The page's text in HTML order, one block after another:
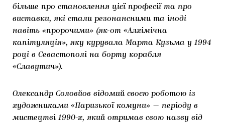
більше про становлення цієї професії та про
виставки, які стали резонансними та іноді
навіть «пророчими» (як-от «Алхімічна
капітуляція», яку курувала Марта Кузьма у 1994
році в Севастополі на борту корабля
«Славутич»).
Олександр Соловйов відомий своєю роботою із
художниками «Паризької комуни» — періоду в
мистецтві 1990-х, який отримав свою назву від